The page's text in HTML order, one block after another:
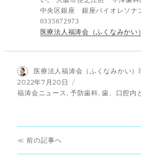
中央区銀座 銀座バイオレソナ
0335672973
医療法人福涛会（ふくなみか
投
稿
者
医療法人福涛会（ふくなみかい
投
稿
2022年7月20日
カ
福涛会ニュース , 予防歯科,歯、口腔内
投
稿
前
前
次